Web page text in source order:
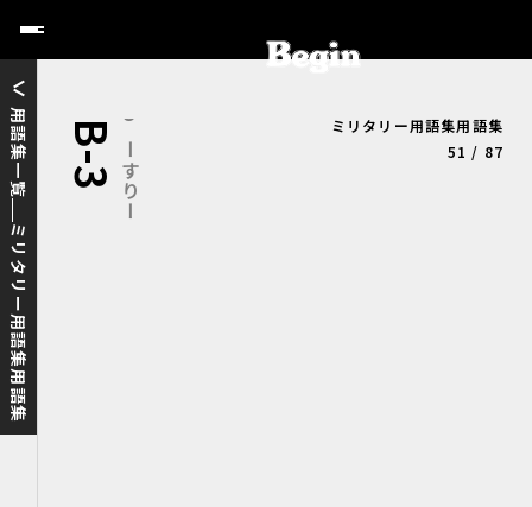
用語集一覧
ミリタリー用語集用語集
B-3びーすりー
ミリタリー用語集用語集
51 / 87